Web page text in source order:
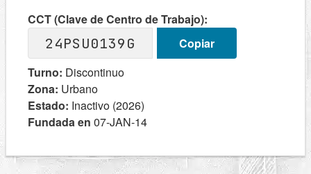
CCT (Clave de Centro de Trabajo):
24PSU0139G
Copiar
Turno: Discontinuo
Zona: Urbano
Estado: Inactivo (2026)
Fundada en 07-JAN-14